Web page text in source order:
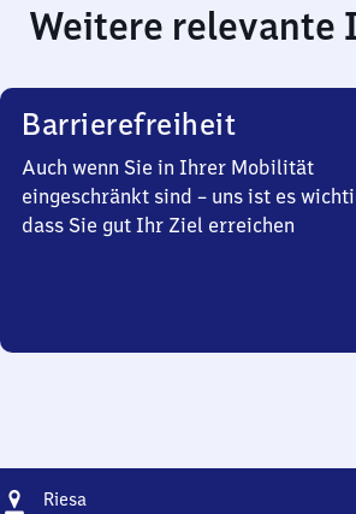
Weitere relevante
Barrierefreiheit
Auch wenn Sie in Ihrer Mobilität
eingeschränkt sind – uns ist es
dass Sie gut Ihr Ziel erreichen
Adresse
Riesa